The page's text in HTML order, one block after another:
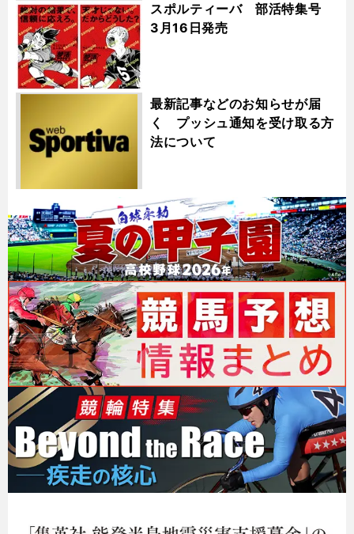
スポルティーバ 部活特集号
3月16日発売
最新記事などのお知らせが届
く プッシュ通知を受け取る方
法について